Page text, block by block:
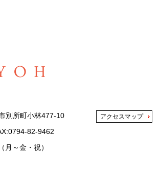
別所町小林477-10
82-9462
～金・祝）
アクセスマップ